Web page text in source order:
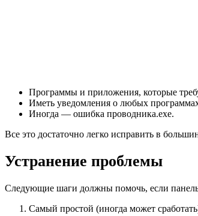
Программы и приложения, которые
Иметь уведомления о любых
Иногда — ошибка проводника.exe.
Все это достаточно легко исправить в
Устранение проблемы
Следующие шаги должны помочь, если панель
Самый простой (иногда может